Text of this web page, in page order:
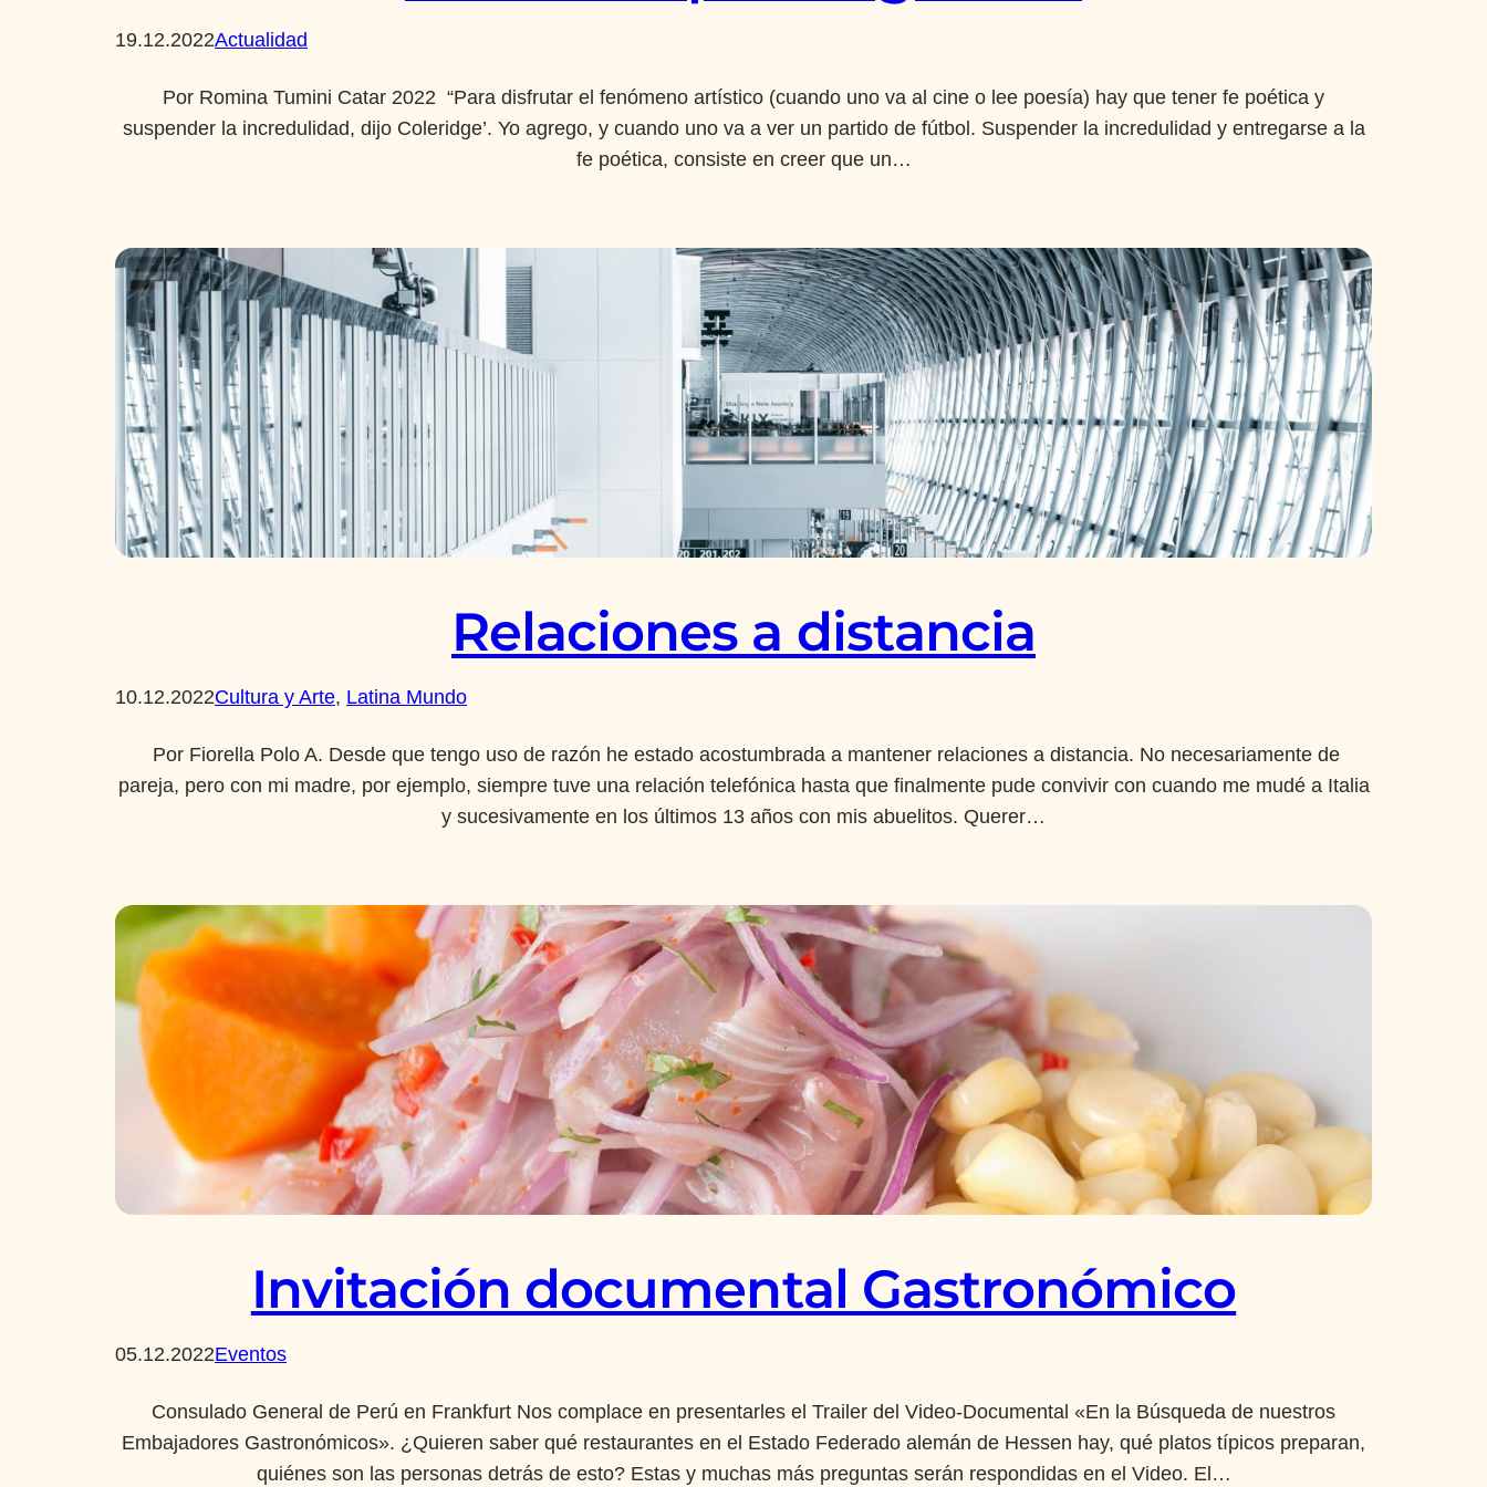
19.12.2022Actualidad
Por Romina Tumini Catar 2022 “Para disfrutar el fenómeno artístico (cuando uno va al cine o lee poesía) hay que tener fe poética y
suspender la incredulidad, dijo Coleridge’. Yo agrego, y cuando uno va a ver un partido de fútbol. Suspender la incredulidad y entregarse a la
fe poética, consiste en creer que un…
Relaciones a distancia
10.12.2022Cultura y Arte, Latina Mundo
Por Fiorella Polo A. Desde que tengo uso de razón he estado acostumbrada a mantener relaciones a distancia. No necesariamente de
pareja, pero con mi madre, por ejemplo, siempre tuve una relación telefónica hasta que finalmente pude convivir con cuando me mudé a Italia
y sucesivamente en los últimos 13 años con mis abuelitos. Querer…
Invitación documental Gastronómico
05.12.2022Eventos
Consulado General de Perú en Frankfurt Nos complace en presentarles el Trailer del Video-Documental «En la Búsqueda de nuestros
Embajadores Gastronómicos». ¿Quieren saber qué restaurantes en el Estado Federado alemán de Hessen hay, qué platos típicos preparan,
quiénes son las personas detrás de esto? Estas y muchas más preguntas serán respondidas en el Video. El…